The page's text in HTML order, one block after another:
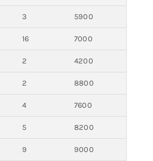
3 5900
16 7000
2 4200
2 8800
4 7600
5 8200
9 9000